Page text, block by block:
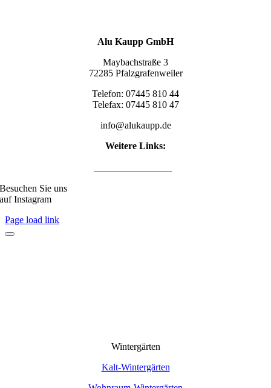
Alu Kaupp GmbH
Maybachstraße 3
72285 Pfalzgrafenweiler
Telefon: 07445 810 44
Telefax: 07445 810 47
info@alukaupp.de
Weitere Links:
Besuchen Sie uns
auf Instagram
Page load link
Wintergärten
Kalt-Wintergärten